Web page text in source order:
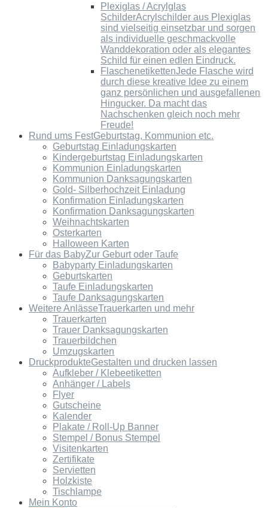
Plexiglas / Acrylglas
SchilderAcrylschilder aus Plexiglas
sind vielseitig einsetzbar und sorgen
als individuelle geschmackvolle
Wanddekoration oder als elegantes
Schild für einen edlen Eindruck.
FlaschenetikettenJede Flasche wird
durch diese kreative Idee zu einem
ganz persönlichen und ausgefallenen
Hingucker. Da macht das
Nachschenken gleich noch mehr
Freude!
Rund ums FestGeburtstag, Kommunion etc.
Geburtstag Einladungskarten
Kindergeburtstag Einladungskarten
Kommunion Einladungskarten
Kommunion Danksagungskarten
Gold- Silberhochzeit Einladung
Konfirmation Einladungskarten
Konfirmation Danksagungskarten
Weihnachtskarten
Osterkarten
Halloween Karten
Für das BabyZur Geburt oder Taufe
Babyparty Einladungskarten
Geburtskarten
Taufe Einladungskarten
Taufe Danksagungskarten
Weitere AnlässeTrauerkarten und mehr
Trauerkarten
Trauer Danksagungskarten
Trauerbildchen
Umzugskarten
DruckprodukteGestalten und drucken lassen
Aufkleber / Klebeetiketten
Anhänger / Labels
Flyer
Gutscheine
Kalender
Plakate / Roll-Up Banner
Stempel / Bonus Stempel
Visitenkarten
Zertifikate
Servietten
Holzkiste
Tischlampe
Mein Konto